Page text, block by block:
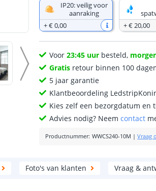
IP20: veilig voor
aanraking
+€ 0,00
+€ 20,00
Voor23:45 uur besteld,
Gratis retour binnen 100
5 jaar garantie
Klantbeoordeling
Kies zelf een bezorgdatum en
Advies nodig? Neemcontact
Productnummer: WWCS240-10M |Vraag
Foto's van klanten Vraag &